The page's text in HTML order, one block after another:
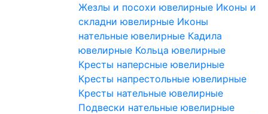
Жезлы и посохи ювелирные Иконы и
складни ювелирные Иконы
нательные ювелирные Кадила
ювелирные Кольца ювелирные
Кресты наперсные ювелирные
Кресты напрестольные ювелирные
Кресты нательные ювелирные
Подвески нательные ювелирные